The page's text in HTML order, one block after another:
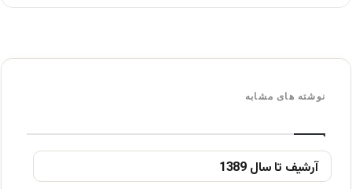
نوشته های مشابه
آرشیف تا سال 1389